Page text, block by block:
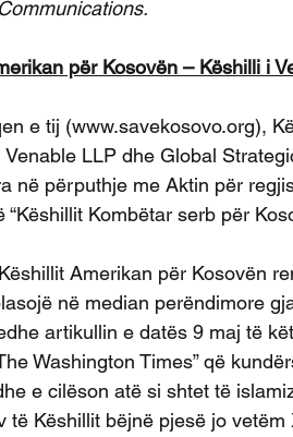
për Kosovën – Këshilli i
e tij (www.savekosovo.org),
Venable LLP dhe Global
në përputhje me Aktin për
“Këshillit Kombëtar serb për
Amerikan për Kosovën
në median perëndimore
artikullin e datës 9 maj të
Washington Times” që
e cilëson atë si shtet të
të Këshillit bëjnë pjesë jo